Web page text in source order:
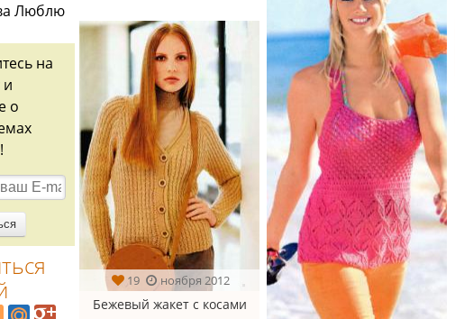
19 ноября 2012
Бежевый жакет с косами
Люблю
на
и
о